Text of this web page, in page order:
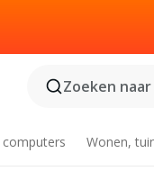
Zoeken
Wonen,